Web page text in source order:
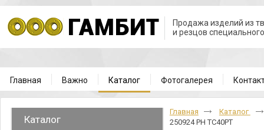
Продажа изделий из
и резцов
Главная Важно Каталог Фотогалерея
Каталог
Главная
Каталог
250924 PH TC40PT